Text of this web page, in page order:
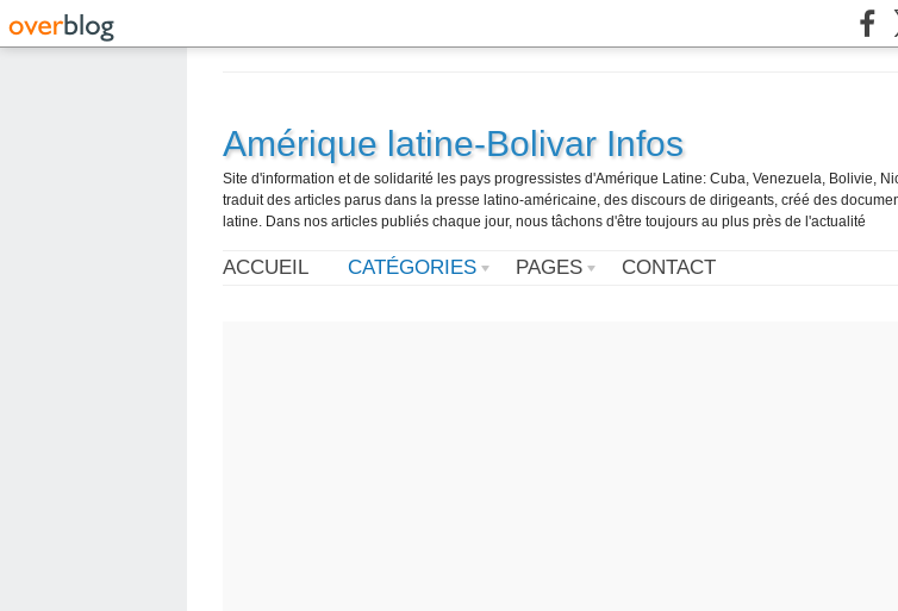
Amérique latine-Bolivar Infos
Site d'information et de solidarité les pays progressistes d'Amérique Latine: Cuba, Venezuela, Bolivie,
traduit des articles parus dans la presse latino-américaine, des discours de dirigeants, créé des
latine. Dans nos articles publiés chaque jour, nous tâchons d'être toujours au plus près de l'actualité
ACCUEIL CATÉGORIES PAGES CONTACT